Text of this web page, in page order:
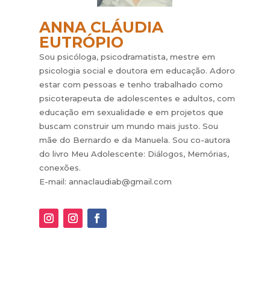
ANNA CLÁUDIA
EUTRÓPIO
Sou psicóloga, psicodramatista, mestre em
psicologia social e doutora em educação. Adoro
estar com pessoas e tenho trabalhado como
psicoterapeuta de adolescentes e adultos, com
educação em sexualidade e em projetos que
buscam construir um mundo mais justo. Sou
mãe do Bernardo e da Manuela. Sou co-autora
do livro Meu Adolescente: Diálogos, Memórias,
conexões.
E-mail: annaclaudiab@gmail.com